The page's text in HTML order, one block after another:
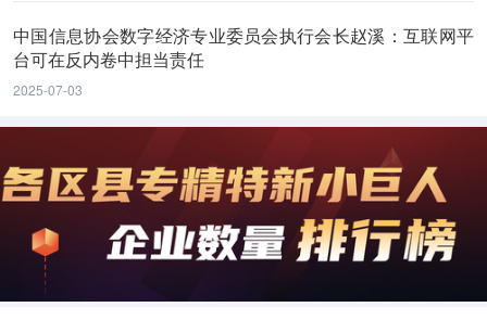
中国信息协会数字经济专业委员会执行会长赵溪：互联网平
台可在反内卷中担当责任
2025-07-03